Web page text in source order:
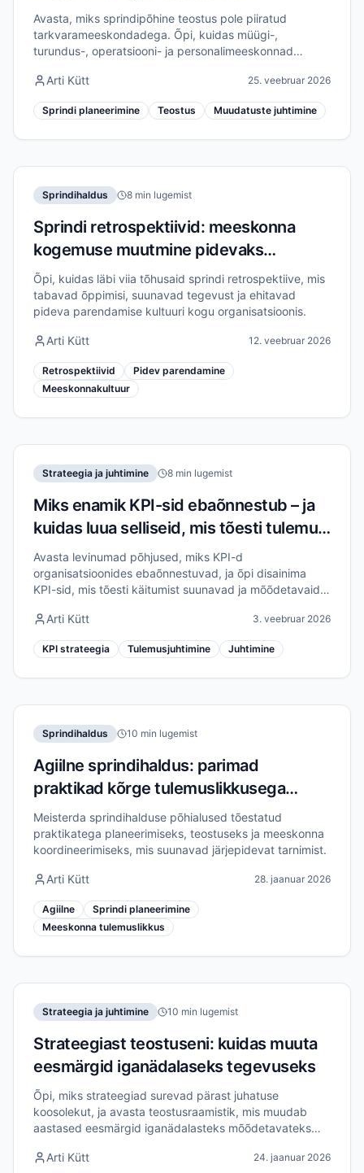
Avasta, miks sprindipõhine teostus pole piiratud
tarkvarameeskondadega. Õpi, kuidas müügi-,
turundus-, operatsiooni- ja personalimeeskonnad
juhtimiseks.
Arti Kütt 25. veebruar 2026
Sprindi planeerimine Teostus Muudatuste juhtimine
Sprindihaldus 8 min lugemist
Sprindi retrospektiivid: meeskonna
kogemuse muutmine pidevaks
parendamiseks
Õpi, kuidas läbi viia tõhusaid sprindi retrospektiive, mis
tabavad õppimisi, suunavad tegevust ja ehitavad
pideva parendamise kultuuri kogu organisatsioonis.
Arti Kütt 12. veebruar 2026
Retrospektiivid
Pidev parendamine
Meeskonnakultuur
Strateegia ja juhtimine 8 min lugemist
Miks enamik KPI-sid ebaõnnestub – ja
kuidas luua selliseid, mis tõesti tulemusi
toovad
Avasta levinumad põhjused, miks KPI-d
organisatsioonides ebaõnnestuvad, ja õpi disainima
KPI-sid, mis tõesti käitumist suunavad ja mõõdetavaid
Arti Kütt
3. veebruar 2026
KPI strateegia Tulemusjuhtimine Juhtimine
Sprindihaldus 10 min lugemist
Agiilne sprindihaldus: parimad
praktikad kõrge tulemuslikkusega
meeskondadele
Meisterda sprindihalduse põhialused tõestatud
praktikatega planeerimiseks, teostuseks ja meeskonna
koordineerimiseks, mis suunavad järjepidevat tarnimist.
Arti Kütt 28. jaanuar 2026
Agiilne
Sprindi planeerimine
Meeskonna tulemuslikkus
Strateegia ja juhtimine 10 min lugemist
Strateegiast teostuseni: kuidas muuta
eesmärgid iganädalaseks tegevuseks
Õpi, miks strateegiad surevad pärast juhatuse
koosolekut, ja avasta teostusraamistik, mis muudab
aastased eesmärgid iganädalasteks mõõdetavateks
Arti Kütt
24. jaanuar 2026